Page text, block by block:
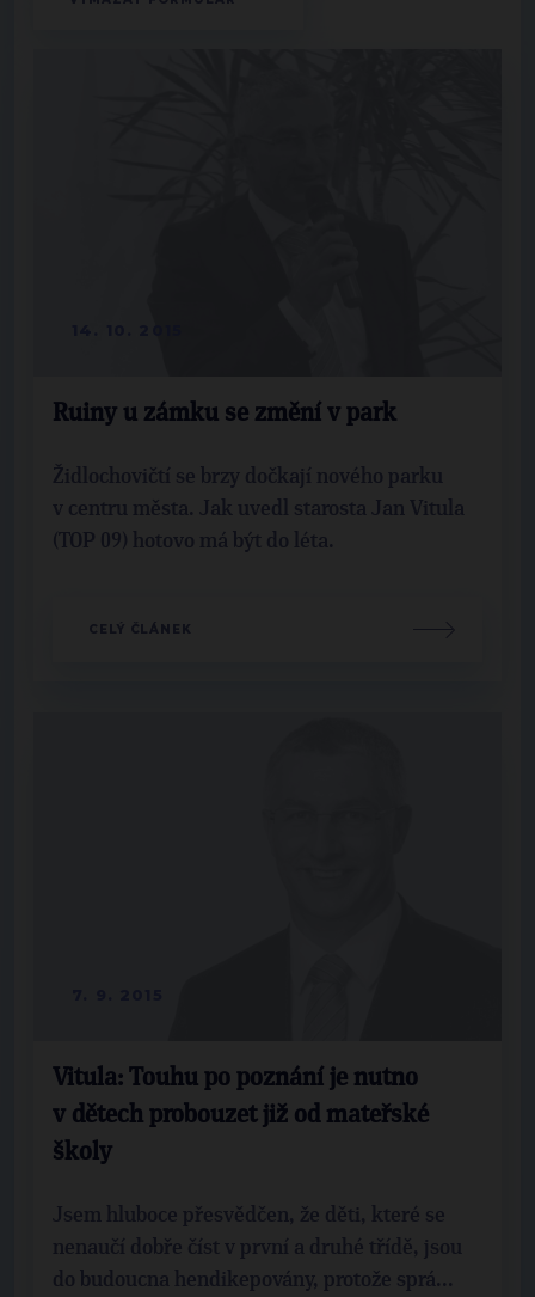
Ruiny u zámku se změní v park
Židlochovičtí se brzy dočkají nového parku
v centru města. Jak uvedl starosta Jan Vitula
(TOP 09) hotovo má být do léta.
CELÝ ČLÁNEK
Vitula: Touhu po poznání je nutno
v dětech probouzet již od mateřské
školy
Jsem hluboce přesvědčen, že děti, které se
nenaučí dobře číst v první a druhé třídě, jsou
do budoucna hendikepovány, protože sprá...